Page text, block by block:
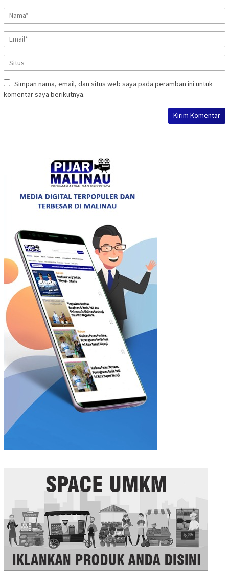
Simpan nama, email, dan situs web saya pada peramban ini untuk
komentar saya berikutnya.